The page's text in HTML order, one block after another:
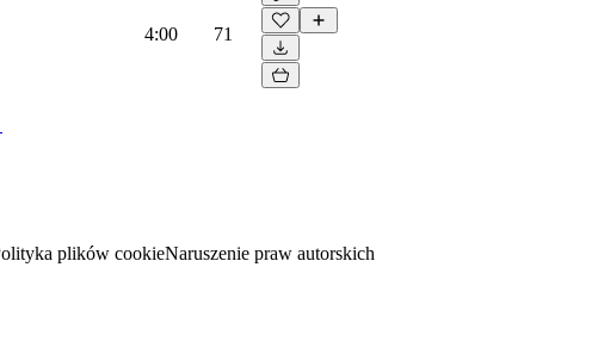
4:00 71
plików cookieNaruszenie praw autorskich